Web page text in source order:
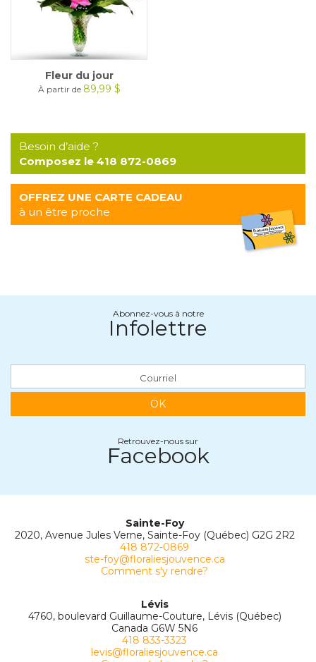
Fleur du jour
À partir de 89,99 $
Besoin d’aide ?
Composez le 418 872-0869
OFFREZ UNE CARTE CADEAU
à un être proche
Abonnez-vous à notre
Infolettre
OK
Retrouvez-nous sur
Facebook
Sainte-Foy
2020, Avenue Jules Verne, Sainte-Foy (Québec) G2G 2R2
418 872-0869
ste-foy@floraliesjouvence.ca
Comment s'y rendre?
Lévis
4760, boulevard Guillaume-Couture, Lévis (Québec)
Canada G6W 5N6
418 833-3323
levis@floraliesjouvence.ca